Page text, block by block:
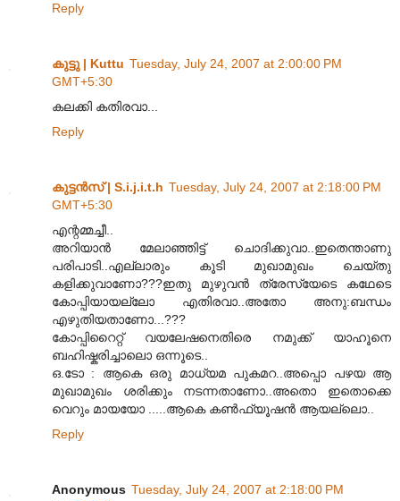
Reply
കുട്ടു | Kuttu Tuesday, July 24, 2007 at 2:00:00 PM
GMT+5:30
കലക്കി കതിരവാ...
Reply
കുട്ടന്‍സ്‌ | S.i.j.i.t.h Tuesday, July 24, 2007 at 2:18:00 PM
GMT+5:30
എന്റമ്മച്ചീ..
അറിയാന്‍ മേലാഞ്ഞിട്ട് ചൊദിക്കുവാ..ഇതെന്താണു
പരിപാടി..എല്ലാരും കൂടി മുഖാമുഖം ചെയ്തു
കളിക്കുവാണോ???ഇതു മുഴുവന്‍ ത്രേസ്യേടെ കഥേടെ
കോപ്പിയായല്ലോ എതിരവാ..അതോ അനു:ബന്ധം
എഴുതിയതാണോ...???
കോപ്പിറൈറ്റ് വയലേഷനെതിരെ നമുക്ക് യാഹൂനെ
ബഹിഷ്കരിച്ചാലൊ ഒന്നൂടെ..
ഒ.ടോ : ആകെ ഒരു മാധ്യമ പുകമറ..അപ്പൊ പഴയ ആ
മുഖാമുഖം ശരിക്കും നടന്നതാണോ..അതൊ ഇതൊക്കെ
വെറും മായയോ .....ആകെ കണ്‍ഫ്യൂഷന്‍ ആയല്ലൊ..
Reply
Anonymous Tuesday, July 24, 2007 at 2:18:00 PM